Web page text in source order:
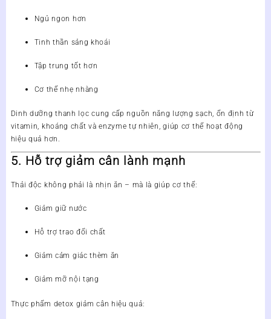
Ngủ ngon hơn
Tinh thần sảng khoái
Tập trung tốt hơn
Cơ thể nhẹ nhàng
Dinh dưỡng thanh lọc cung cấp nguồn năng lượng sạch, ổn định từ
vitamin, khoáng chất và enzyme tự nhiên, giúp cơ thể hoạt động
hiệu quả hơn.
5. Hỗ trợ giảm cân lành mạnh
Thải độc không phải là nhịn ăn – mà là giúp cơ thể:
Giảm giữ nước
Hỗ trợ trao đổi chất
Giảm cảm giác thèm ăn
Giảm mỡ nội tạng
Thực phẩm detox giảm cân hiệu quả: